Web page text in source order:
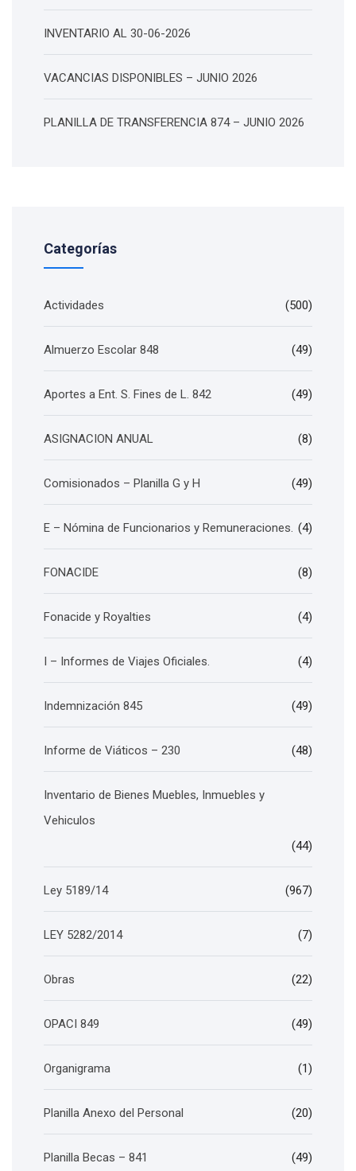
INVENTARIO AL 30-06-2026
VACANCIAS DISPONIBLES – JUNIO 2026
PLANILLA DE TRANSFERENCIA 874 – JUNIO 2026
Categorías
Actividades (500)
Almuerzo Escolar 848 (49)
Aportes a Ent. S. Fines de L. 842 (49)
ASIGNACION ANUAL (8)
Comisionados – Planilla G y H (49)
E – Nómina de Funcionarios y Remuneraciones. (4)
FONACIDE (8)
Fonacide y Royalties (4)
I – Informes de Viajes Oficiales. (4)
Indemnización 845 (49)
Informe de Viáticos – 230 (48)
Inventario de Bienes Muebles, Inmuebles y
Vehiculos
(44)
Ley 5189/14 (967)
LEY 5282/2014 (7)
Obras (22)
OPACI 849 (49)
Organigrama (1)
Planilla Anexo del Personal (20)
Planilla Becas – 841 (49)